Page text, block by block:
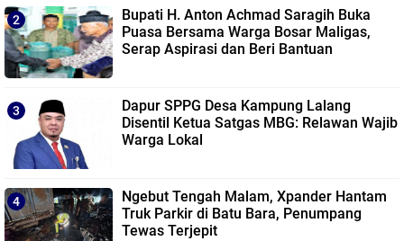
Bupati H. Anton Achmad Saragih Buka
Puasa Bersama Warga Bosar Maligas,
Serap Aspirasi dan Beri Bantuan
Dapur SPPG Desa Kampung Lalang
Disentil Ketua Satgas MBG: Relawan Wajib
Warga Lokal
Ngebut Tengah Malam, Xpander Hantam
Truk Parkir di Batu Bara, Penumpang
Tewas Terjepit